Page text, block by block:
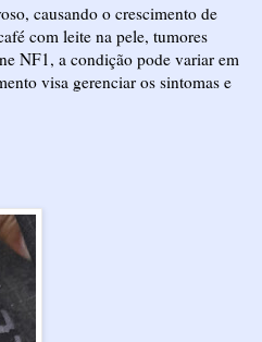
causando o crescimento de
com leite na pele, tumores
NF1, a condição pode variar em
visa gerenciar os sintomas e